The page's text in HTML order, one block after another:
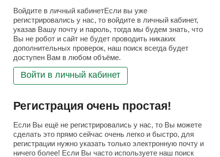
Войдите в личный кабинетЕсли вы уже
регистрировались у нас, то войдите в личный кабинет,
указав Вашу почту и пароль, тогда мы будем знать, что
Вы не робот и сайт не будет проводить никаких
дополнительных проверок, наш поиск всегда будет
доступен Вам в любом объёме.
Войти в личный кабинет
Регистрация очень простая!
Если Вы ещё не регистрировались у нас, то Вы можете
сделать это прямо сейчас очень легко и быстро, для
регистрации нужно указать только электронную почту и
ничего более! Если Вы часто используете наш поиск